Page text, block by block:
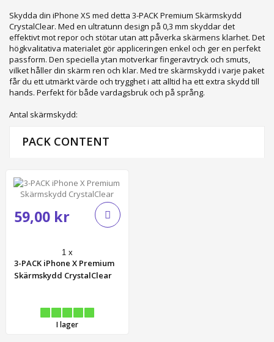
Skydda din iPhone XS med detta 3-PACK Premium Skärmskydd
CrystalClear. Med en ultratunn design på 0,3 mm skyddar det
effektivt mot repor och stötar utan att påverka skärmens klarhet. Det
högkvalitativa materialet gör appliceringen enkel och ger en perfekt
passform. Den speciella ytan motverkar fingeravtryck och smuts,
vilket håller din skärm ren och klar. Med tre skärmskydd i varje paket
får du ett utmärkt värde och trygghet i att alltid ha ett extra skydd till
hands. Perfekt för både vardagsbruk och på språng.
Antal skärmskydd:
PACK CONTENT
59,00 kr
1 x
3-PACK iPhone X Premium
Skärmskydd CrystalClear
I lager